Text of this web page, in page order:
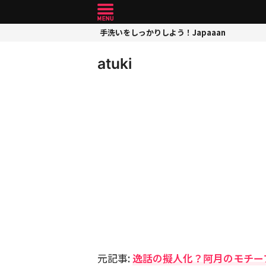
手洗いをしっかりしよう！Japaaan
atuki
元記事:逸話の擬人化？阿月のモチ